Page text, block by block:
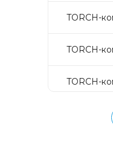
TORCH-
TORCH-
TORCH-
TORCH-